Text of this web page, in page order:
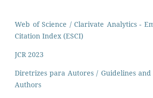
Web of Science / Clarivate Analytics -
Citation Index (ESCI)
JCR 2023
Diretrizes para Autores / Guidelines
Authors